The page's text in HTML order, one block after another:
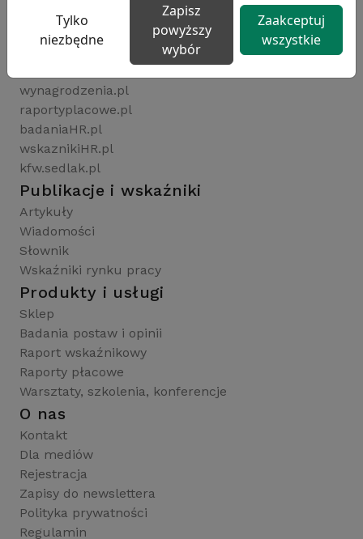
Rynekpracy.pl
wynagrodzenia.pl
raportyplacowe.pl
badaniaHR.pl
wskaznikiHR.pl
kfw.sedlak.pl
Publikacje i wskaźniki
Artykuły
Wiadomości
Słownik
Wskaźniki rynku pracy
Produkty i usługi
Sklep
Badania postaw i opinii
Raport wskaźnikowy
Raporty płacowe
Warsztaty, szkolenia, konferencje
O nas
Kontakt
Dla mediów
Rejestracja
Zapisy do newslettera
Polityka prywatności
Regulamin
Tylko
niezbędne
Zapisz
powyższy
wybór
Zaakceptuj
wszystkie